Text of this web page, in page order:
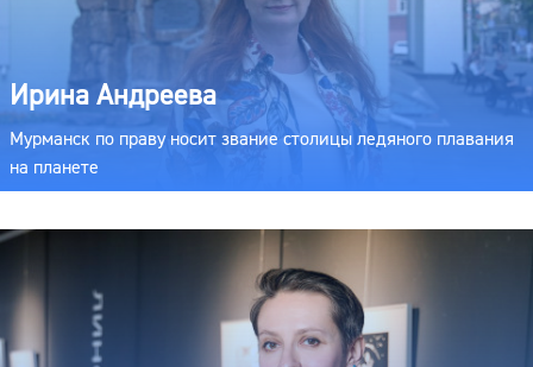
Ирина Андреева
Мурманск по праву носит звание столицы ледяного плавания
на планете